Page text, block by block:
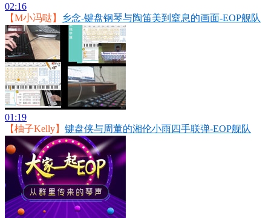
02:16
【M小冯哒】
乡念-键盘钢琴与陶笛美到窒息的画面-EOP舰队
01:19
【柚子Kelly】 键盘侠与周董的湘伦小雨四手联弹-EOP舰队